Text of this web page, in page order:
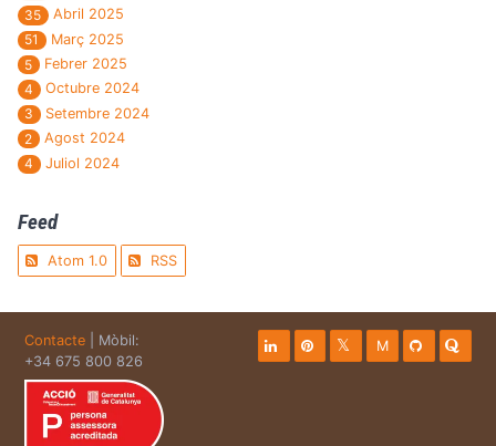
35
Abril 2025
51
Març 2025
5
Febrer 2025
4
Octubre 2024
3
Setembre 2024
2
Agost 2024
4
Juliol 2024
Feed
Atom 1.0 RSS
Contacte | Mòbil:
+34 675 800 826
M